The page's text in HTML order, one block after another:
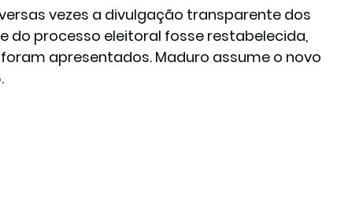
vezes a divulgação transparente dos
do processo eleitoral fosse restabelecida,
apresentados. Maduro assume o novo